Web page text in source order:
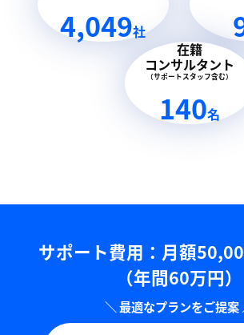
4,049社
在籍
コンサルタント
（サポートスタッフ含む）
140名
サポート費用：⽉額
（年間60万円）